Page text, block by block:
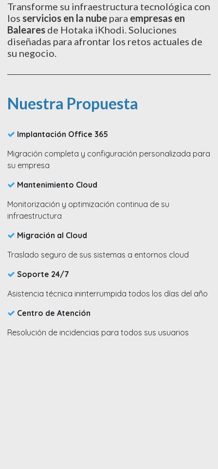
Transforme su infraestructura tecnológica con
los servicios en la nube para empresas en
Baleares de Hotaka iKhodi. Soluciones
diseñadas para afrontar los retos actuales de
su negocio.
Nuestra Propuesta
Implantación Office 365​
Migración completa y configuración personalizada para
su empresa​
Mantenimiento Cloud​
Monitorización y optimización continua de su
infraestructura
Migración al Cloud​
Traslado seguro de sus sistemas a entornos cloud​
Soporte 24/7​
Asistencia técnica ininterrumpida todos los días del año
Centro de Atención​
Resolución de incidencias para todos sus usuarios​